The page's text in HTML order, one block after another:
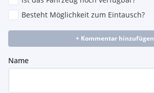
Besteht Möglichkeit zum Eintausch?
+ Kommentar hinzufügen
Name